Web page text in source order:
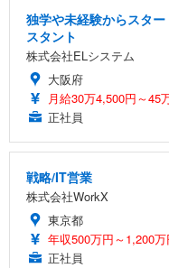
独学や未経験からスタ
スタント
株式会社ELシステム
大阪府
月給30万4,500円～45
正社員
戦略/IT営業
株式会社WorkX
東京都
年収500万円～1,200万
正社員